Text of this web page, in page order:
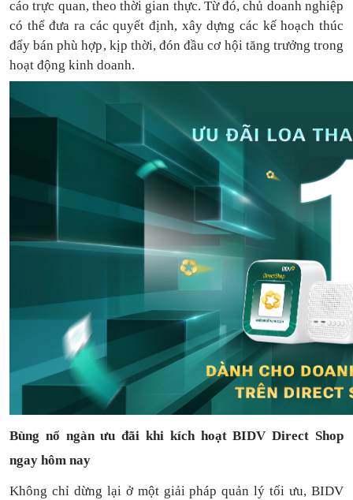
cáo trực quan, theo thời gian thực. Từ đó, chủ doanh nghiệp
có thểđưa ra các quyết định, xây dựng các kế hoạch thúc
đẩy bán phù hợp, kịp thời, đón đầu cơ hội tăng trưởng trong
hoạt động kinh doanh.
Bùng nổ ngàn ưu đãi khi kích hoạt BIDV Direct Shop
ngay hôm nay
Không chỉ dừng lại ở một giải pháp quản lý tối ưu, BIDV